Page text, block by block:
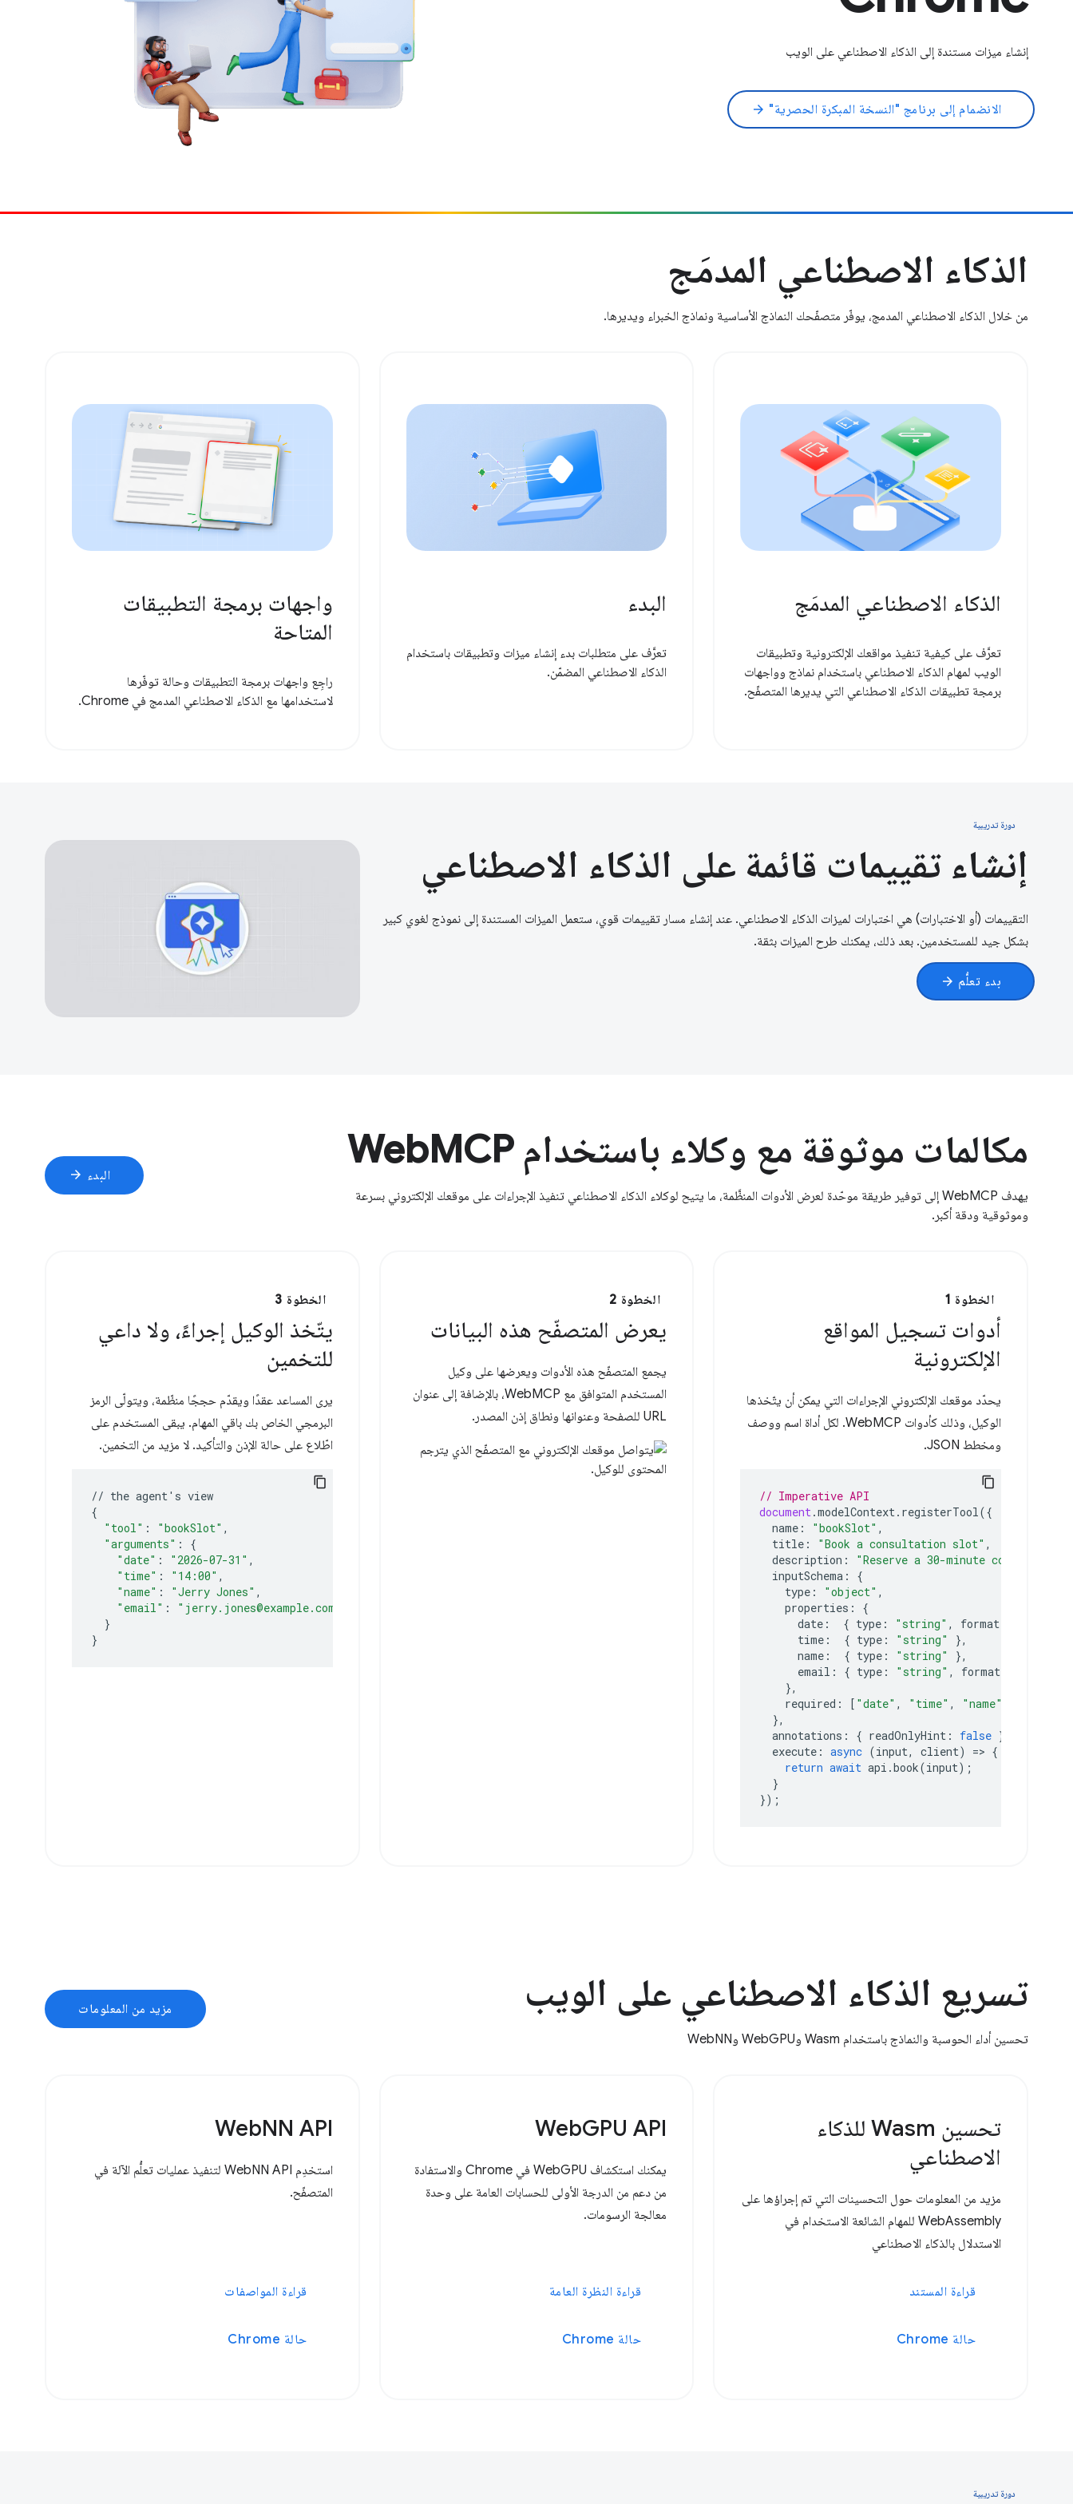
إنشاء ميزات مستندة إلى الذكاء الاصطناعي على الويب
الانضمام إلى برنامج "النسخة المبكرة الحصرية" arrow_forward
الذكاء الاصطناعي المدمَج
من خلال الذكاء الاصطناعي المدمج، يوفّر متصفّحك النماذج الأساسية ونماذج الخبراء ويديرها.
الذكاء الاصطناعي المدمَج
تعرَّف على كيفية تنفيذ مواقعك الإلكترونية وتطبيقات
الويب لمهام الذكاء الاصطناعي باستخدام نماذج وواجهات
برمجة تطبيقات الذكاء الاصطناعي التي يديرها المتصفّح.
البدء
تعرَّف على متطلبات بدء إنشاء ميزات وتطبيقات باستخدام
الذكاء الاصطناعي المضمّن.
واجهات برمجة التطبيقات
المتاحة
راجِع واجهات برمجة التطبيقات وحالة توفّرها
لاستخدامها مع الذكاء الاصطناعي المدمج في Chrome.
دورة تدريبية
إنشاء تقييمات قائمة على الذكاء الاصطناعي
التقييمات (أو الاختبارات) هي اختبارات لميزات الذكاء الاصطناعي. عند إنشاء مسار تقييمات قوي، ستعمل الميزات المستندة إلى نموذج لغوي كبير
بشكل جيد للمستخدمين. بعد ذلك، يمكنك طرح الميزات بثقة.
بدء تعلُّم arrow_forward
مكالمات موثوقة مع وكلاء باستخدام WebMCP
يهدف WebMCP إلى توفير طريقة موحّدة لعرض الأدوات المنظَّمة، ما يتيح لوكلاء الذكاء الاصطناعي تنفيذ الإجراءات على موقعك الإلكتروني بسرعة
وموثوقية ودقة أكبر.
البدء arrow_forward
الخطوة 1
أدوات تسجيل المواقع
الإلكترونية
يحدّد موقعك الإلكتروني الإجراءات التي يمكن أن يتّخذها
الوكيل، وذلك كأدوات WebMCP. لكل أداة اسم ووصف
ومخطط JSON.
// Imperative API
document .modelContext . registerTool ({
name : "bookSlot" ,
title : "Book a consultation slot" ,
description :
"Reserve a 30-minute
inputSchema :
{
type : "object" ,
properties :
{
date : { type : "string" , format
time : { type : "string"
},
name : { type : "string"
},
email : { type : "string" , format
},
required : [ "date" , "time" , "name"
},
annotations : { readOnlyHint : false },
execute : async (input, client) => {
return await api .book(input);
}
});
الخطوة 2
يعرض المتصفّح هذه البيانات
يجمع المتصفّح هذه الأدوات ويعرضها على وكيل
المستخدم المتوافق مع WebMCP، بالإضافة إلى عنوان
URL للصفحة وعنوانها ونطاق إذن المصدر.
الخطوة 3
يتّخذ الوكيل إجراءً، ولا داعي
للتخمين
يرى المساعد عقدًا ويقدّم حججًا منظّمة، ويتولّى الرمز
البرمجي الخاص بك باقي المهام. يبقى المستخدم على
اطّلاع على حالة الإذن والتأكيد. لا مزيد من التخمين.
// the agent ' s
{
"tool" : "bookSlot"
"arguments" :
{
"date" : "2026-07-31"
"time" : "14:00"
"name" : "Jerry Jones"
"email" :
"jerry.jones@example.com"
}
}
تسريع الذكاء الاصطناعي على الويب
تحسين أداء الحوسبة والنماذج باستخدام Wasm وWebGPU وWebNN
مزيد من المعلومات
تحسين Wasm للذكاء
الاصطناعي
مزيد من المعلومات حول التحسينات التي تم إجراؤها على
WebAssembly للمهام الشائعة الاستخدام في
الاستدلال بالذكاء الاصطناعي
قراءة المستند
حالة Chrome
WebGPU API
يمكنك استكشاف WebGPU في Chrome والاستفادة
من دعم من الدرجة الأولى للحسابات العامة على وحدة
معالجة الرسومات.
قراءة النظرة العامة
حالة Chrome
WebNN API
استخدِم WebNN API لتنفيذ عمليات تعلُّم الآلة في
المتصفّح.
قراءة المواصفات
حالة Chrome
دورة تدريبية